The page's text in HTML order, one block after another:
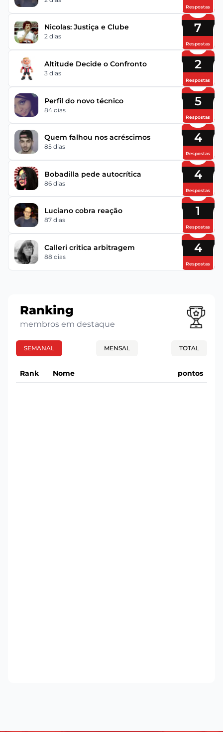
Respostas
Nicolas: Justiça e Clube
2 dias
7
Respostas
Altitude Decide o Confronto
3 dias
2
Respostas
Perfil do novo técnico
84 dias
5
Respostas
Quem falhou nos acréscimos
85 dias
4
Respostas
Bobadilla pede autocrítica
86 dias
4
Respostas
Luciano cobra reação
87 dias
1
Respostas
Calleri critica arbitragem
88 dias
4
Respostas
Ranking
membros em destaque
SEMANAL MENSAL TOTAL
Rank Nome pontos